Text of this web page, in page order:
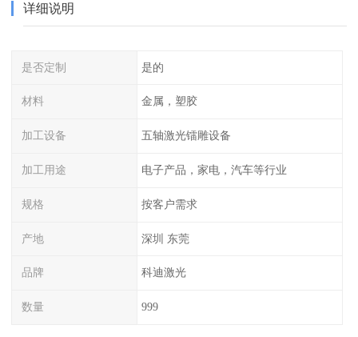
详细说明
是否定制 是的
材料 金属，塑胶
加工设备 五轴激光镭雕设备
加工用途 电子产品，家电，汽车等行业
规格 按客户需求
产地 深圳 东莞
品牌 科迪激光
数量 999